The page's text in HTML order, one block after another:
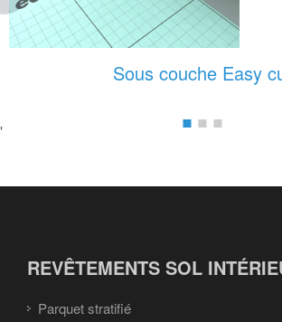
Sous couche Easy
'
REVÊTEMENTS SOL
Parquet stratifié